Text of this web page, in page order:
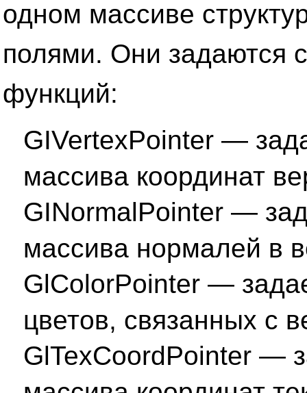
одном массиве
полями. Они задаются
функций:
GIVertexPointer —
массива координат
GINormalPointer —
массива нормалей в
GlColorPointer —
цветов, связанных с
GlTexCoordPointer —